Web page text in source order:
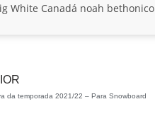
White Canadá noah bethonico
da temporada 2021/22 – Para Snowboard